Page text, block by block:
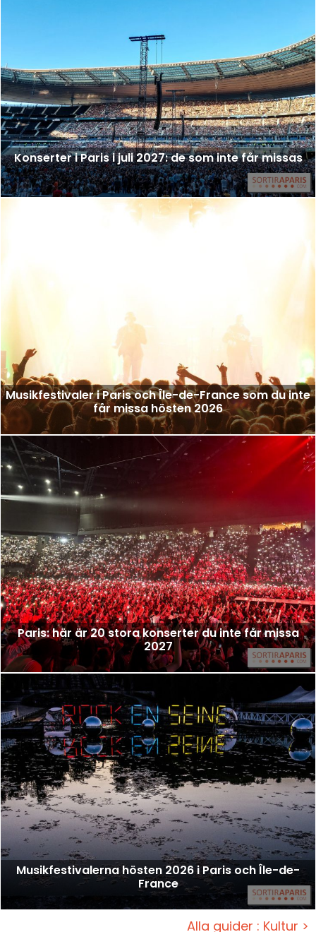
Konserter i Paris i juli 2027: de som inte får missas
Musikfestivaler i Paris och Île-de-France som du inte
får missa hösten 2026
Paris: här är 20 stora konserter du inte får missa
2027
Musikfestivalerna hösten 2026 i Paris och Île-de-
France
Alla guider : Kultur >